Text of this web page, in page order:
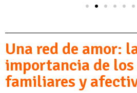
Una red de amor:
importancia de los
familiares y